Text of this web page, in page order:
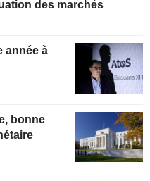
des marchés
bonne